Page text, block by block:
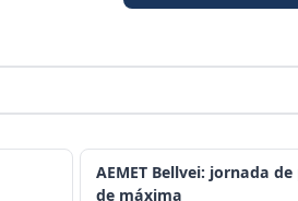
AEMET Bellvei: jornada
de máxima